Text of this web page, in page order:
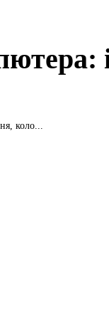
коло...